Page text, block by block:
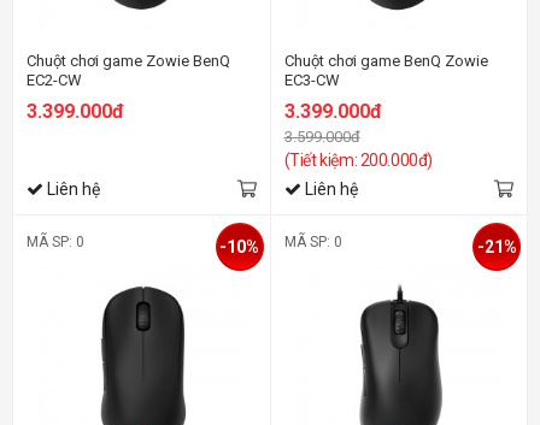
Chuột chơi game Zowie BenQ
EC2-CW
3.399.000đ
Liên hệ
Chuột chơi game BenQ Zowie
EC3-CW
3.399.000đ
3.599.000đ
(Tiết kiệm: 200.000đ)
Liên hệ
MÃ SP: 0 -10% MÃ SP: 0 -21%